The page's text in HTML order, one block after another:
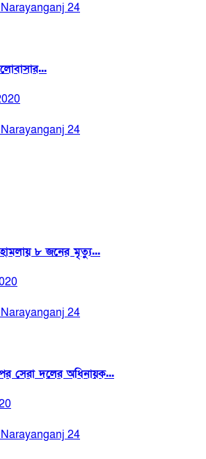
24
24
হামলায় ৮ জনের মৃত্যু...
24
সেরা দলের অধিনায়ক...
24